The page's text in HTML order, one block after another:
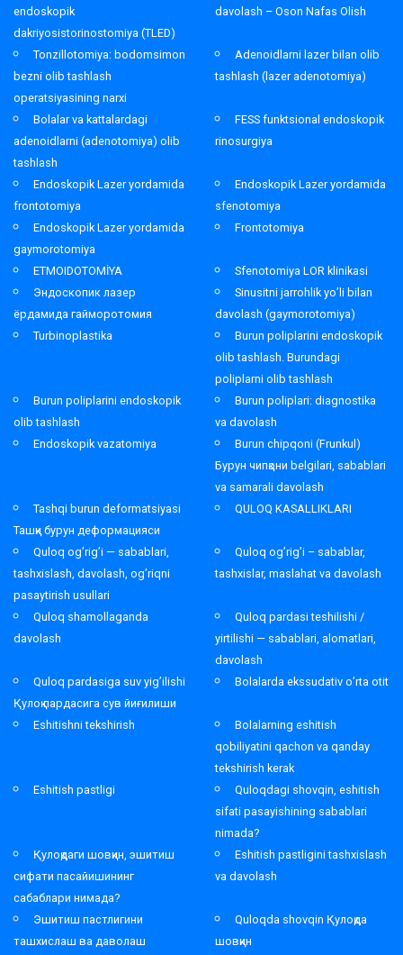
endoskopik
dakriyosistorinostomiya (TLED)
davolash – Oson Nafas Olish
Tonzillotomiya: bodomsimon
bezni olib tashlash
operatsiyasining narxi
Adenoidlarni lazer bilan olib
tashlash (lazer adenotomiya)
Bolalar va kattalardagi
adenoidlarni (adenotomiya) olib
tashlash
FESS funktsional endoskopik
rinosurgiya
Endoskopik Lazer yordamida
frontotomiya
Endoskopik Lazer yordamida
sfenotomiya
Endoskopik Lazer yordamida
gaymorotomiya
Frontotomiya
ETMOIDOTOMİYA
Sfenotomiya LOR klinikasi
Эндоскопик лазер
ёрдамида гайморотомия
Sinusitni jarrohlik yo’li bilan
davolash (gaymorotomiya)
Turbinoplastika
Burun poliplarini endoskopik
olib tashlash. Burundagi
poliplarni olib tashlash
Burun poliplarini endoskopik
olib tashlash
Burun poliplari: diagnostika
va davolash
Endoskopik vazatomiya
Burun chipqoni (Frunkul)
Бурун чипқони belgilari, sabablari
va samarali davolash
Tashqi burun deformatsiyasi
Ташқи бурун деформацияси
QULOQ KASALLIKLARI
Quloq og’rig’i — sabablari,
tashxislash, davolash, og’riqni
pasaytirish usullari
Quloq og’rig’i – sabablar,
tashxislar, maslahat va davolash
Quloq shamollaganda
davolash
Quloq pardasi teshilishi /
yirtilishi — sabablari, alomatlari,
davolash
Quloq pardasiga suv yig’ilishi
Қулоқ пардасига сув йиғилиши
Bolalarda ekssudativ o’rta otit
Eshitishni tekshirish
Bolalarning eshitish
qobiliyatini qachon va qanday
tekshirish kerak
Eshitish pastligi
Quloqdagi shovqin, eshitish
sifati pasayishining sabablari
nimada?
Қулоқдаги шовқин, эшитиш
сифати пасайишининг
сабаблари нимада?
Eshitish pastligini tashxislash
va davolash
Эшитиш пастлигини
ташхислаш ва даволаш
Quloqda shovqin Қулоқда
шовқин